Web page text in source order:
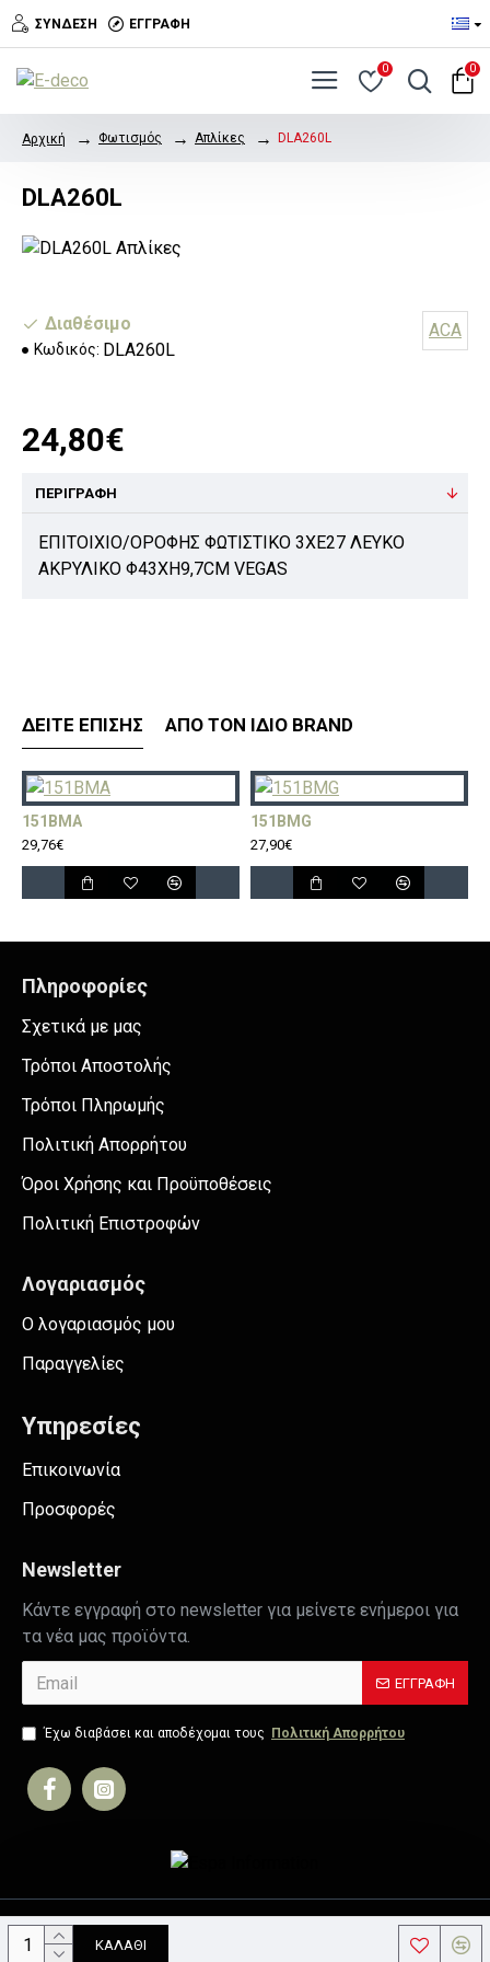
ΣΎΝΔΕΣΗ ΕΓΓΡΑΦΉ
0 0
Αρχική Φωτισμός Απλίκες DLA260L
DLA260L
Διαθέσιμο
Κωδικός: DLA260L
ACA
24,80€
ΚΑΛΆΘΙ
ΠΕΡΙΓΡΑΦΉ
ΕΠΙΤΟΙΧΙΟ/ΟΡΟΦΗΣ ΦΩΤΙΣΤΙΚΟ 3ΧΕ27 ΛΕΥΚΟ
ΑΚΡΥΛΙΚΟ Φ43ΧΗ9,7CM VEGAS
ΔΕΊΤΕ ΕΠΊΣΗΣ ΑΠΌ ΤΟΝ ΊΔΙΟ BRAND
151BMA
29,76€
151BMG
27,90€
Πληροφορίες
Σχετικά με μας
Τρόποι Αποστολής
Τρόποι Πληρωμής
Πολιτική Απορρήτου
Όροι Χρήσης και Προϋποθέσεις
Πολιτική Επιστροφών
Λογαριασμός
Ο λογαριασμός μου
Παραγγελίες
Υπηρεσίες
Επικοινωνία
Προσφορές
Newsletter
Κάντε εγγραφή στο newsletter για μείνετε ενήμεροι για
τα νέα μας προϊόντα.
ΕΓΓΡΑΦΉ
Έχω διαβάσει και αποδέχομαι τους Πολιτική Απορρήτου